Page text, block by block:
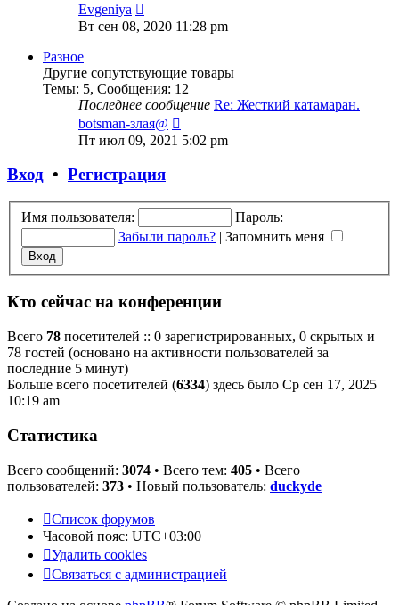
Evgeniya
к
последнему
Вт сен 08, 2020 11:28 pm
Разное
Другие сопутствующие товары
Темы: 5, Сообщения: 12
Последнее сообщение Re: Жесткий катамаран.
botsman-злая@
к
последнему
Пт июл 09, 2021 5:02 pm
Вход • Регистрация
Имя пользователя:
Пароль:
Забыли пароль? | Запомнить меня
Кто сейчас на конференции
Всего 78 посетителей :: 0 зарегистрированных, 0 скрытых и
78 гостей (основано на активности пользователей за
последние 5 минут)
Больше всего посетителей (6334) здесь было Ср сен 17, 2025
10:19 am
Статистика
Всего сообщений: 3074 • Всего тем: 405 • Всего
пользователей: 373 • Новый пользователь: duckyde
Список форумов
Часовой пояс: UTC+03:00
Удалить cookies
Связаться с администрацией